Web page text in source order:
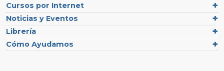
Cursos por Internet
Noticias y Eventos
Librería
Cómo Ayudamos